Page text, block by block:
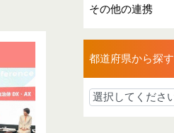
その他の連携
都道府県から探す